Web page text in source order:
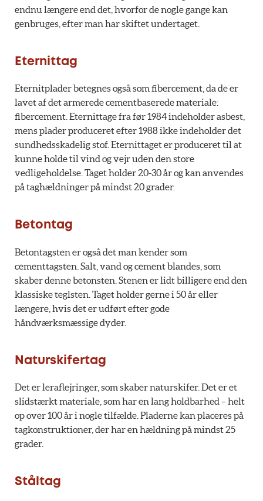
endnu længere end det, hvorfor de nogle gange kan
genbruges, efter man har skiftet undertaget.
Eternittag
Eternitplader betegnes også som fibercement, da de er
lavet af det armerede cementbaserede materiale:
fibercement. Eternittage fra før 1984 indeholder asbest,
mens plader produceret efter 1988 ikke indeholder det
sundhedsskadelig stof. Eternittaget er produceret til at
kunne holde til vind og vejr uden den store
vedligeholdelse. Taget holder 20-30 år og kan anvendes
på taghældninger på mindst 20 grader.
Betontag
Betontagsten er også det man kender som
cementtagsten. Salt, vand og cement blandes, som
skaber denne betonsten. Stenen er lidt billigere end den
klassiske teglsten. Taget holder gerne i 50 år eller
længere, hvis det er udført efter gode
håndværksmæssige dyder.
Naturskifertag
Det er leraflejringer, som skaber naturskifer. Det er et
slidstærkt materiale, som har en lang holdbarhed – helt
op over 100 år i nogle tilfælde. Pladerne kan placeres på
tagkonstruktioner, der har en hældning på mindst 25
grader.
Ståltag